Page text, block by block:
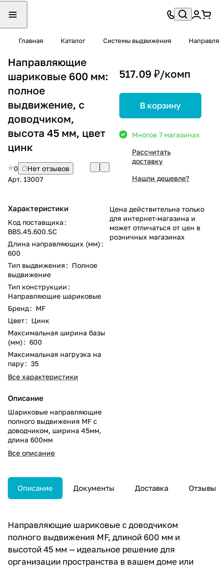
Главная Каталог Системы выдвижения
Направляющие
шариковые 600 мм:
полное
выдвижение, с
доводчиком,
высота 45 мм, цвет
цинк
0
Нет отзывов
Арт. 13007
Характеристики
Код поставщика :
BBS.45.600.SC
Длина направляющих (мм) :
600
Тип выдвижения : Полное
выдвижение
Тип конструкции :
Направляющие шариковые
Бренд: MF
Цвет: Цинк
Максимальная ширина базы
(мм) : 600
Максимальная нагрузка на
пару: 35
Все характеристики
Описание
Шариковые направляющие
полного выдвижения MF с
доводчиком, ширина 45мм,
длина 600мм
Все описание
517.09 ₽/комп
В корзину
Многов 7 магазинах
Рассчитать
доставку
Нашли дешевле?
Цена действительна только
для интернет-магазина и
может отличаться от цен в
розничных магазинах
Описание Документы Доставка Отзывы
Направляющие шариковые с доводчиком
полного выдвижения MF, длиной 600 мм и
высотой 45 мм — идеальное решение для
организации пространства в вашем доме или